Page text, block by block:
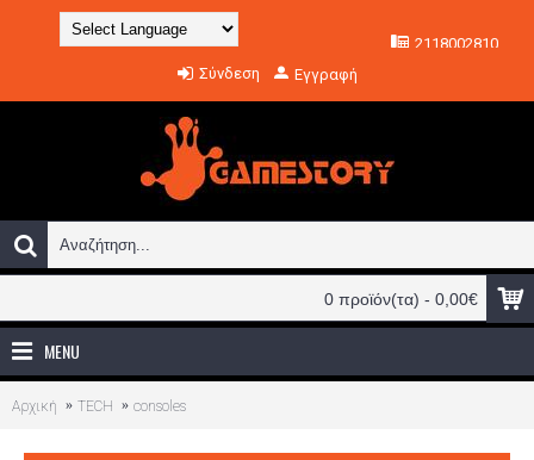
Translate
2118002810
Σύνδεση
Εγγραφή
0 προϊόν(τα) - 0,00€
MENU
Αρχική TECH consoles